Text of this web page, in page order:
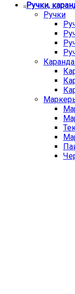
Ручки,
Ручки